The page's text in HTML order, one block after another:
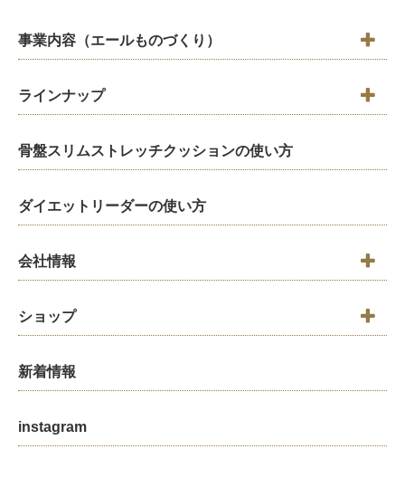
事業内容（エールものづくり）
ラインナップ
骨盤スリムストレッチクッションの使い方
ダイエットリーダーの使い方
会社情報
ショップ
新着情報
instagram